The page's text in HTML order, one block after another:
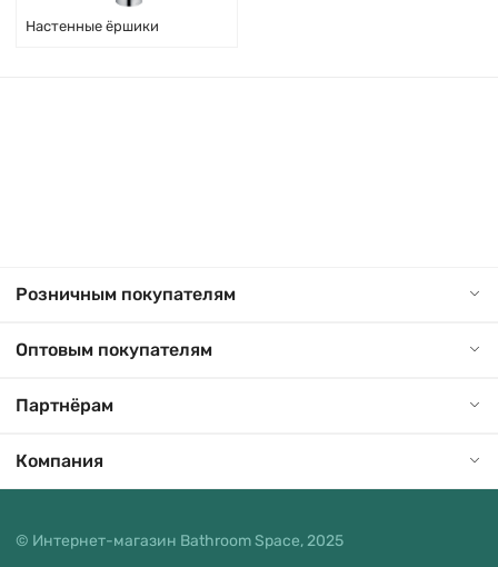
Настенные ёршики
Розничным покупателям
Оптовым покупателям
Партнёрам
Компания
© Интернет-магазин Bathroom Space, 2025